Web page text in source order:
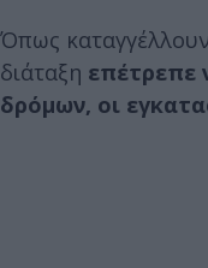
Όπως
διάταξη επέτρεπε
δρόμων, οι